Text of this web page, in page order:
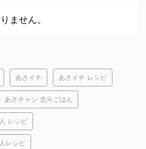
ません。
あさイチ あさイチ レシピ
あさチャン 北斗ごはん
レシピ
レシピ